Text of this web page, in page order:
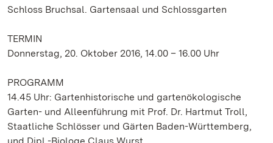
Schloss Bruchsal. Gartensaal und Schlossgarten
TERMIN
Donnerstag, 20. Oktober 2016, 14.00 – 16.00 Uhr
PROGRAMM
14.45 Uhr: Gartenhistorische und gartenökologische
Garten- und Alleenführung mit Prof. Dr. Hartmut Troll,
Staatliche Schlösser und Gärten Baden-Württemberg,